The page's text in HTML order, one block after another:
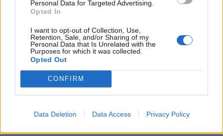
Personal Data for Targeted Advertising.
Opted In
I want to opt-out of Collection, Use,
Retention, Sale, and/or Sharing of my
Personal Data that Is Unrelated with the
Purposes for which it was collected.
Opted Out
CONFIRM
Data Deletion Data Access Privacy Policy
In evidenza